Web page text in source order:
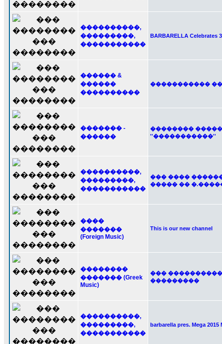
����������,
���������,
�����������
BARBARELLA Celebrates
������ &
������
����������
�����������
������� -
������
��������
''�����������''
����������,
���������,
�����������
��� ����
����� ��
����
�������
(Foreign Music)
This is our new channel
��������
������� (Greek
Music)
��� ���������� CD
���������
����������,
���������,
�����������
barbarella pres. Mega 2015